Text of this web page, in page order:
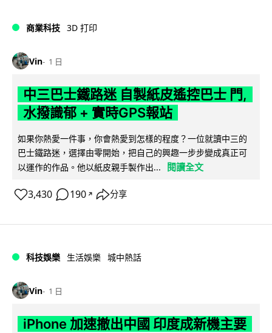
商業科技 3D 打印
Vin 1 日
中三巴士鐵路迷 自製紙皮遙控巴士 門,
水撥識郁 + 實時GPS報站
如果你熱愛一件事，你會熱愛到怎樣的程度？一位就讀中三的
巴士鐵路迷，選擇由零開始，把自己的興趣一步步變成真正可
以運作的作品。他以紙皮親手製作出...
閱讀全文
3,430 190 ↗ 分享
科技娛樂 生活娛樂 城中熱話
Vin 1 日
iPhone 加速撤出中國 印度成新機主要